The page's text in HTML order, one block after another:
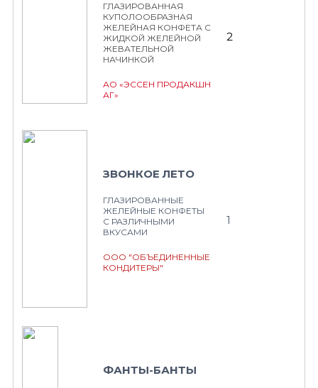
ГЛАЗИРОВАННАЯ
КУПОЛООБРАЗНАЯ
ЖЕЛЕЙНАЯ КОНФЕТА С
ЖИДКОЙ ЖЕЛЕЙНОЙ
ЖЕВАТЕЛЬНОЙ
НАЧИНКОЙ
АО «ЭССЕН ПРОДАКШН
АГ»
2
ЗВОНКОЕ ЛЕТО
ГЛАЗИРОВАННЫЕ
ЖЕЛЕЙНЫЕ КОНФЕТЫ
С РАЗЛИЧНЫМИ
ВКУСАМИ
ООО "ОБЪЕДИНЕННЫЕ
КОНДИТЕРЫ"
1
ФАНТЫ-БАНТЫ